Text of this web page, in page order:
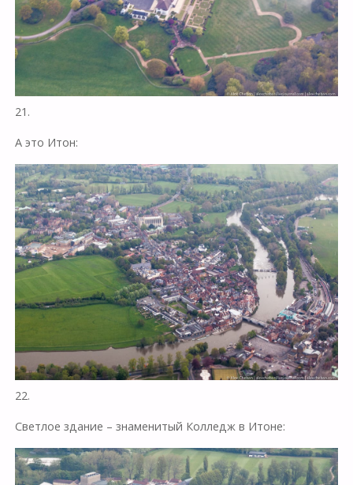
21.
А это Итон:
22.
Светлое здание – знаменитый Колледж в Итоне: